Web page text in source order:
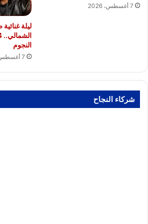
7 أغسطس، 2026
ليلة
النجوم
7 أغسطس، 2026
شركاء النجاح